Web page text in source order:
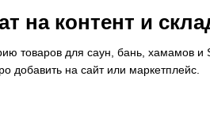
на контент и
товаров для саун, бань, хамамов и
добавить на сайт или маркетплейс.